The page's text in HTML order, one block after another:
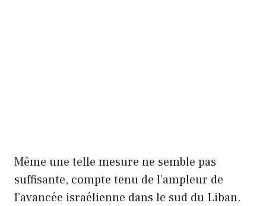
Même une telle mesure ne semble pas
suffisante, compte tenu de l’ampleur de
l’avancée israélienne dans le sud du Liban.